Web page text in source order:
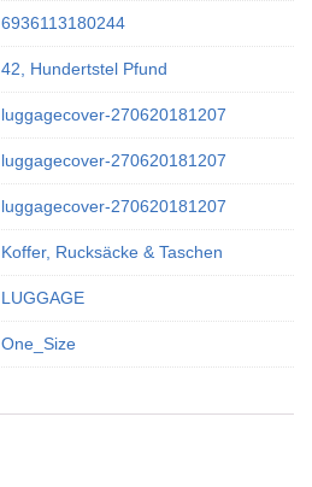
6936113180244
42, Hundertstel Pfund
luggagecover-270620181207
luggagecover-270620181207
luggagecover-270620181207
Koffer, Rucksäcke & Taschen
LUGGAGE
One_Size